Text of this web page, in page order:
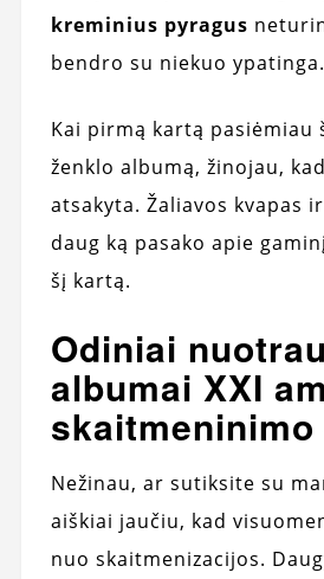
kreminius pyragus
bendro su niekuo ypatinga.
Kai pirmą kartą pasiėmiau
ženklo albumą, žinojau,
atsakyta. Žaliavos kvapas
daug ką pasako apie
šį kartą.
Odiniai
albumai XXI
skaitmeninimo
Nežinau, ar sutiksite su
aiškiai jaučiu, kad
nuo skaitmenizacijos.